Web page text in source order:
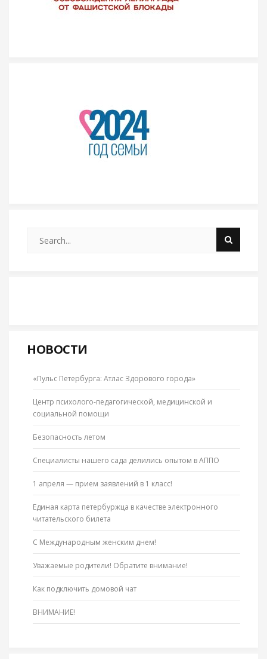
НОВОСТИ
«Пульс Петербурга: Атлас Здорового города»
Центр психолого-педагогической, медицинской и
социальной помощи
Безопасность летом
Специалисты нашего сада делились опытом в АППО
1 апреля — прием заявлений в 1 класс!
Единая карта петербуржца в качестве электронного
читательского билета
С Международным женским днем!
Уважаемые родители! Обратите внимание!
Как подключить домовой чат
ВНИМАНИЕ!